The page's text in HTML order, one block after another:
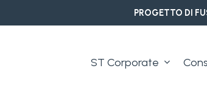
PROGETTO DI
ST Corporate